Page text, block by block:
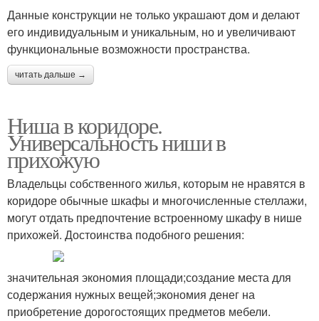
Данные конструкции не только украшают дом и делают
его индивидуальным и уникальным, но и увеличивают
функциональные возможности пространства.
читать дальше →
Ниша в коридоре.
Универсальность ниши в
прихожую
Владельцы собственного жилья, которым не нравятся в
коридоре обычные шкафы и многочисленные стеллажи,
могут отдать предпочтение встроенному шкафу в нише
прихожей. Достоинства подобного решения:
значительная экономия площади;создание места для
содержания нужных вещей;экономия денег на
приобретение дорогостоящих предметов мебели.